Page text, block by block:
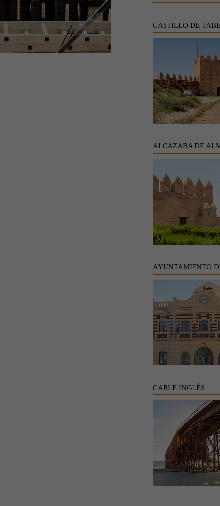
CASTILLO DE
ALCAZABA DE
AYUNTAMIENTO
CABLE INGLÉS